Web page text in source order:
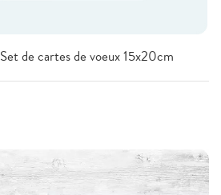
Set de cartes de voeux 15x20cm